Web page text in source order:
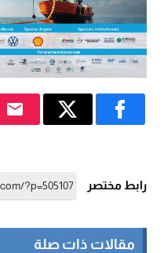
رابط مختصر
مقالات ذات صلة